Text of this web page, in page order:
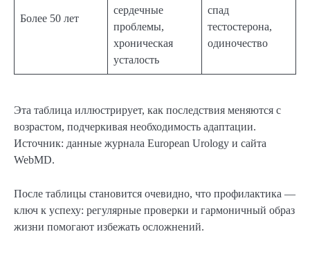
Более 50 лет
сердечные
проблемы,
хроническая
усталость
спад
тестостерона,
одиночество
Эта таблица иллюстрирует, как последствия меняются с
возрастом, подчеркивая необходимость адаптации.
Источник: данные журнала European Urology и сайта
WebMD.
После таблицы становится очевидно, что профилактика —
ключ к успеху: регулярные проверки и гармоничный образ
жизни помогают избежать осложнений.